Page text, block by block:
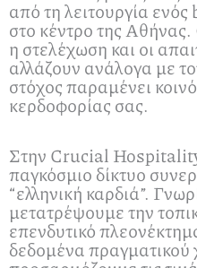
από τη λειτουργία
στο κέντρο της
η στελέχωση και οι
αλλάζουν ανάλογα με
στόχος παραμένει
κερδοφορίας σας.
Στην Crucial
παγκόσμιο δίκτυο
“ελληνική καρδιά”.
μετατρέψουμε την
επενδυτικό
δεδομένα πραγματικού